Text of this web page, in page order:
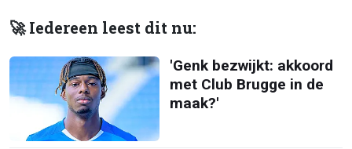
🚀 Iedereen leest dit nu:
'Genk bezwijkt: akkoord
met Club Brugge in de
maak?'